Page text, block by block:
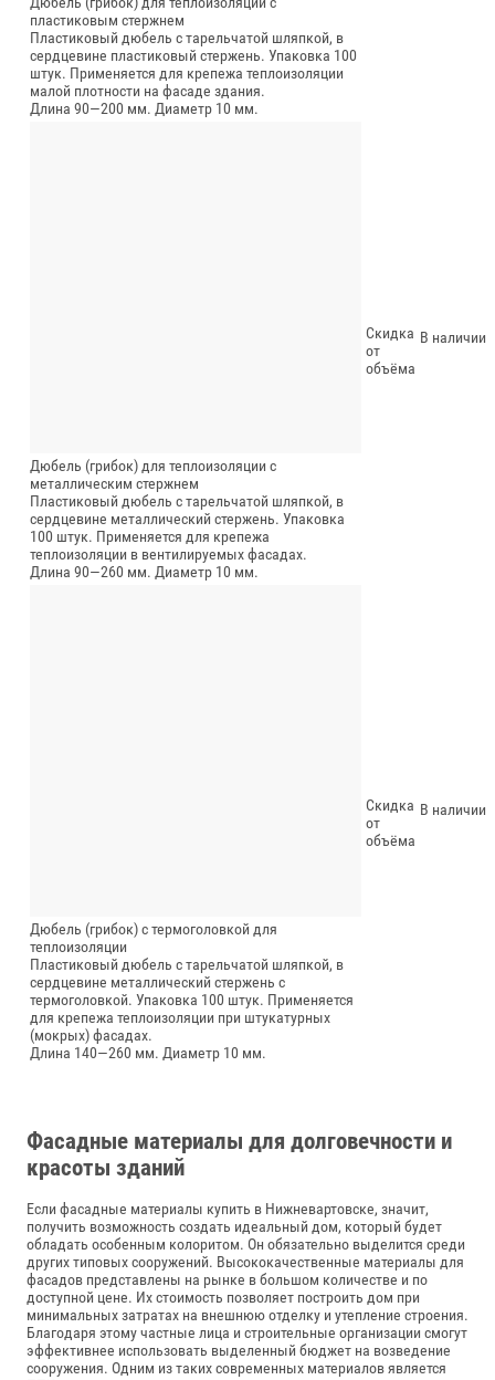
пластиковым стержнем
Пластиковый дюбель с тарельчатой шляпкой, в
сердцевине пластиковый стержень. Упаковка 100
штук. Применяется для крепежа теплоизоляции
малой плотности на фасаде здания.
Длина 90—200 мм. Диаметр 10 мм.
Дюбель (грибок) для теплоизоляции с
металлическим стержнем
Пластиковый дюбель с тарельчатой шляпкой, в
сердцевине металлический стержень. Упаковка
100 штук. Применяется для крепежа
теплоизоляции в вентилируемых фасадах.
Длина 90—260 мм. Диаметр 10 мм.
Скидка
от
объёма
В наличии
Дюбель (грибок) с термоголовкой для
теплоизоляции
Пластиковый дюбель с тарельчатой шляпкой, в
сердцевине металлический стержень с
термоголовкой. Упаковка 100 штук. Применяется
для крепежа теплоизоляции при штукатурных
(мокрых) фасадах.
Длина 140—260 мм. Диаметр 10 мм.
Скидка
от
объёма
В наличии
Фасадные материалы для долговечности и
красоты зданий
Если фасадные материалы купить в Нижневартовске, значит,
получить возможность создать идеальный дом, который будет
обладать особенным колоритом. Он обязательно выделится среди
других типовых сооружений. Высококачественные материалы для
фасадов представлены на рынке в большом количестве и по
доступной цене. Их стоимость позволяет построить дом при
минимальных затратах на внешнюю отделку и утепление строения.
Благодаря этому частные лица и строительные организации смогут
эффективнее использовать выделенный бюджет на возведение
сооружения. Одним из таких современных материалов является